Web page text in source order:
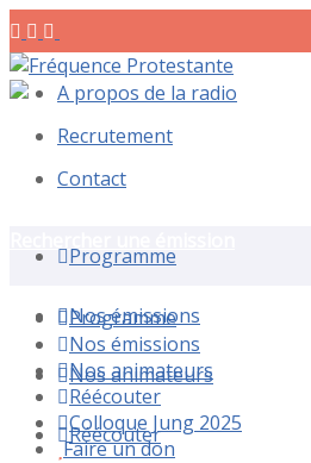
A propos de la radio
Recrutement
Contact
Programme
Nos émissions
Nos animateurs
Réécouter
Programme
Nos émissions
Nos animateurs
Réécouter
Colloque Jung 2025
Faire un don